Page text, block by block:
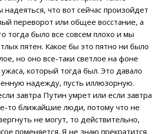
что вот сейчас произойдет
переворот или общее восстание, а
тогда было все совсем плохо и мы
пятен. Какое бы это пятно ни было
но оно все-таки светлое на фоне
который тогда был. Это давало
надежду, пусть иллюзорную.
завтра Путин умрет или если завтра
то ближайшие люди, потому что не
не могут, то действительно,
поменяется. Я не знаю прекратится